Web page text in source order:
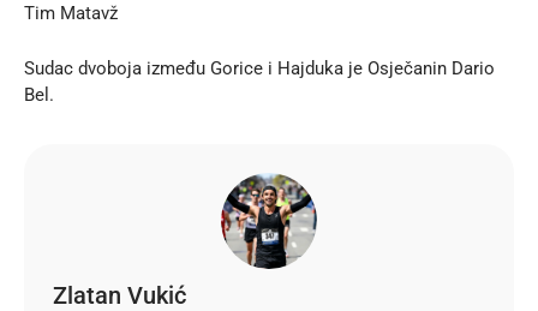
Tim Matavž
Sudac dvoboja između Gorice i Hajduka je Osječanin Dario
Bel.
Zlatan Vukić